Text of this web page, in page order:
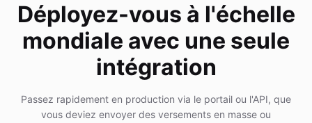
Déployez-vous à l'échelle
mondiale avec une seule
intégration
Passez rapidement en production via le portail ou l'API, que
vous deviez envoyer des versements en masse ou